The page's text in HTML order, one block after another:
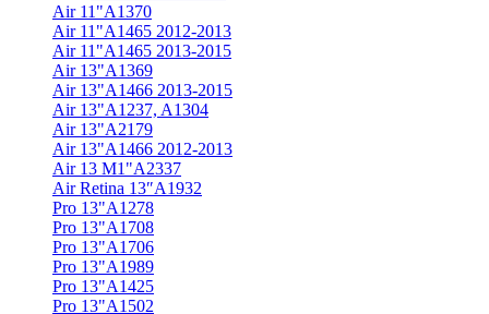
Air 11"A1370
Air 11"A1465 2012-2013
Air 11"A1465 2013-2015
Air 13"A1369
Air 13"A1466 2013-2015
Air 13"A1237, A1304
Air 13"A2179
Air 13"A1466 2012-2013
Air 13 M1"A2337
Air Retina 13″A1932
Pro 13"A1278
Pro 13"A1708
Pro 13"A1706
Pro 13"A1989
Pro 13"A1425
Pro 13"A1502